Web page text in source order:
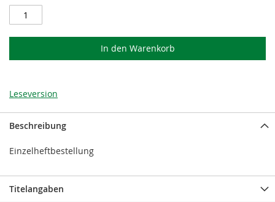
In den Warenkorb
Leseversion
Beschreibung
Einzelheftbestellung
Titelangaben